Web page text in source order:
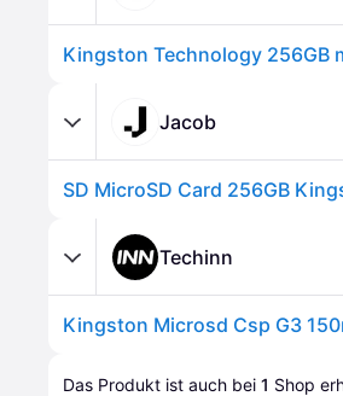
Jacob
Techinn
Kingston Microsd Csp G3
Das Produkt ist auch bei 1 Shop